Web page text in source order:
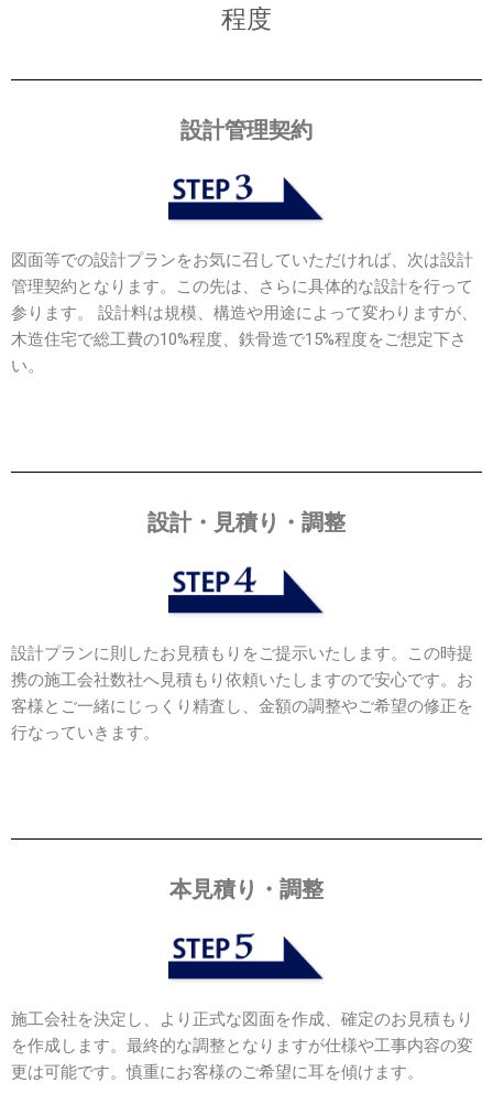
程度
設計管理契約
図面等での設計プランをお気に召していただければ、次は設計
管理契約となります。この先は、さらに具体的な設計を行って
参ります。 設計料は規模、構造や用途によって変わりますが、
木造住宅で総工費の10%程度、鉄骨造で15%程度をご想定下さ
い。
設計・見積り・調整
設計プランに則したお見積もりをご提示いたします。この時提
携の施工会社数社へ見積もり依頼いたしますので安心です。お
客様とご一緒にじっくり精査し、金額の調整やご希望の修正を
行なっていきます。
本見積り・調整
施工会社を決定し、より正式な図面を作成、確定のお見積もり
を作成します。最終的な調整となりますが仕様や工事内容の変
更は可能です。慎重にお客様のご希望に耳を傾けます。